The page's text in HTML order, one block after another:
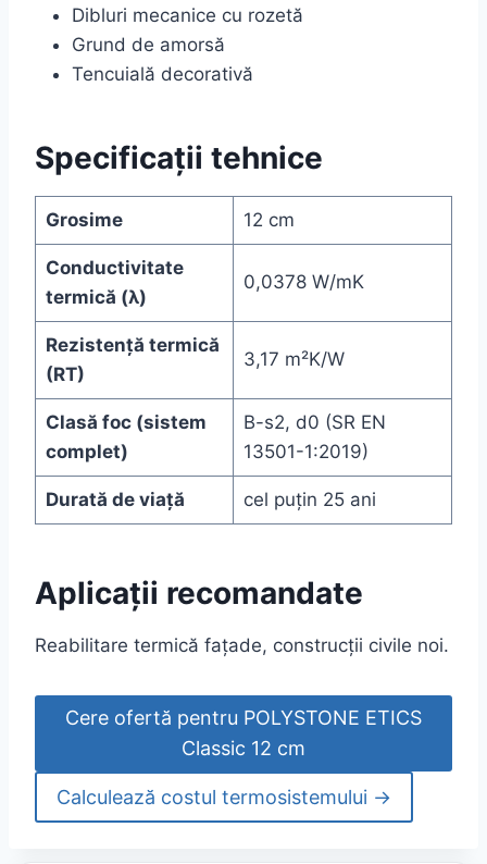
Dibluri mecanice cu rozetă
Grund de amorsă
Tencuială decorativă
Specificații tehnice
Grosime 12 cm
Conductivitate
termică (λ)
0,0378 W/mK
Rezistență termică
(RT)
3,17 m²K/W
Clasă foc (sistem
complet)
B-s2, d0 (SR EN
13501-1:2019)
Durată de viață cel puțin 25 ani
Aplicații recomandate
Reabilitare termică fațade, construcții civile noi.
Cere ofertă pentru POLYSTONE ETICS
Classic 12 cm
Calculează costul termosistemului →